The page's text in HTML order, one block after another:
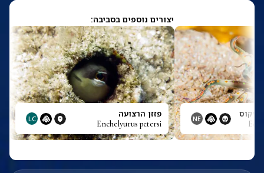
יצורים נוספים בסביבה:
NE פזזן הרצועה
Enchelyurus petersi
LC